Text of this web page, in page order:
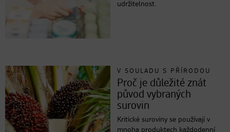
udržitelnost.
V SOULADU S PŘÍRODOU
Proč je důležité znát
původ vybraných
surovin
Kritické suroviny se používají v
mnoha produktech každodenní